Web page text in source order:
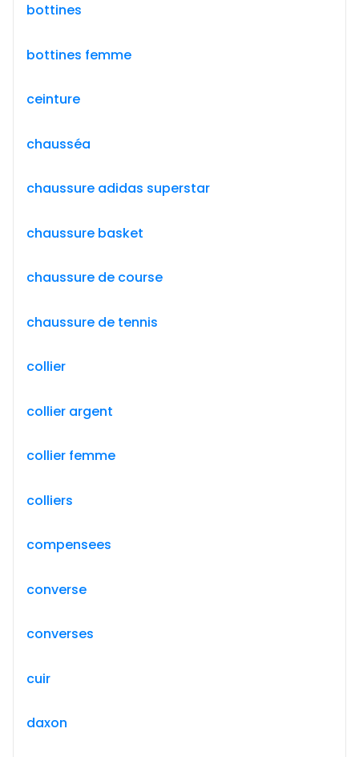
bottines
bottines femme
ceinture
chausséa
chaussure adidas superstar
chaussure basket
chaussure de course
chaussure de tennis
collier
collier argent
collier femme
colliers
compensees
converse
converses
cuir
daxon